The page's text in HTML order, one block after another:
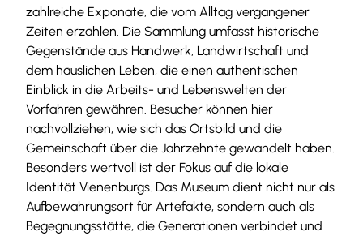
zahlreiche Exponate, die vom Alltag vergangener
Zeiten erzählen. Die Sammlung umfasst historische
Gegenstände aus Handwerk, Landwirtschaft und
dem häuslichen Leben, die einen authentischen
Einblick in die Arbeits- und Lebenswelten der
Vorfahren gewähren. Besucher können hier
nachvollziehen, wie sich das Ortsbild und die
Gemeinschaft über die Jahrzehnte gewandelt haben.
Besonders wertvoll ist der Fokus auf die lokale
Identität Vienenburgs. Das Museum dient nicht nur als
Aufbewahrungsort für Artefakte, sondern auch als
Begegnungsstätte, die Generationen verbindet und